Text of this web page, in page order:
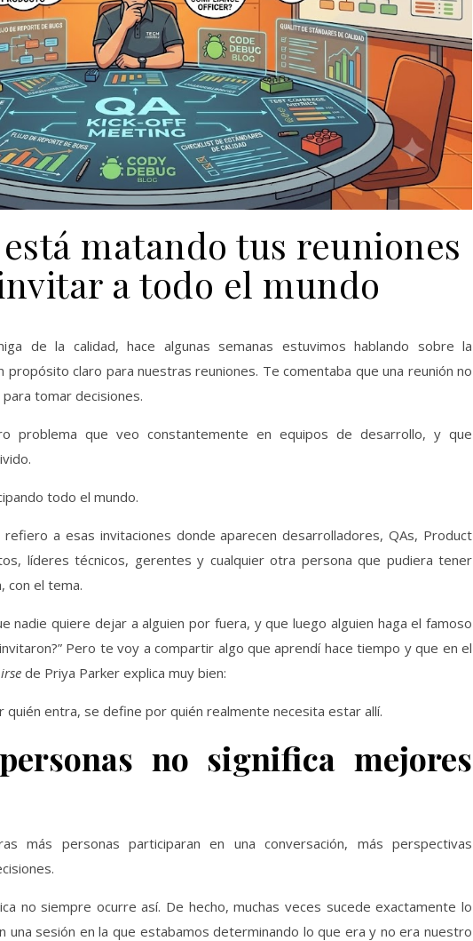
matando tus reuniones
a todo el mundo
de la calidad, hace algunas semanas estuvimos hablando sobre la
propósito claro para nuestras reuniones. Te comentaba que una reunión no
tomar decisiones.
problema que veo constantemente en equipos de desarrollo, y que
todo el mundo.
a esas invitaciones donde aparecen desarrolladores, QAs, Product
líderes técnicos, gerentes y cualquier otra persona que pudiera tener
con el tema.
nadie quiere dejar a alguien por fuera, y que luego alguien haga el famoso
Pero te voy a compartir algo que aprendí hace tiempo y que en el
de Priya Parker explica muy bien:
quién entra, se define por quién realmente necesita estar allí.
no significa mejores
más personas participaran en una conversación, más perspectivas
no siempre ocurre así. De hecho, muchas veces sucede exactamente lo
una sesión en la que estabamos determinando lo que era y no era nuestro